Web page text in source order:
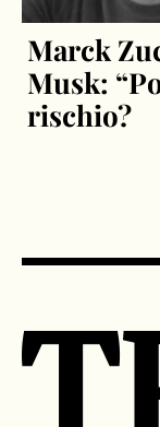
Marck
Musk:
rischio?